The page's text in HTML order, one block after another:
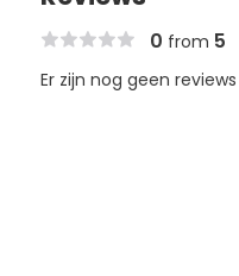
0 from 5
Er zijn nog geen